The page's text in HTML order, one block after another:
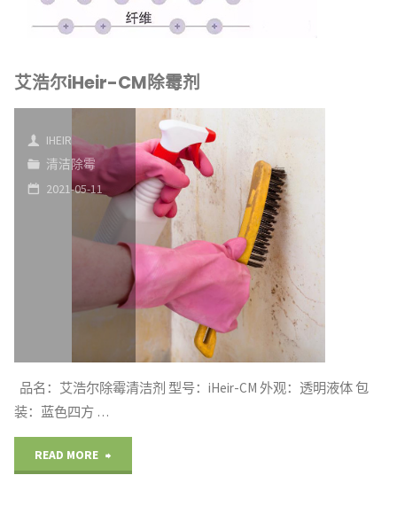
艾浩尔iHeir-CM除霉剂
IHEIR
清洁除霉
2021-05-11
品名：艾浩尔除霉清洁剂 型号：iHeir-CM 外观：透明液体 包
装：蓝色四方 …
READ MORE